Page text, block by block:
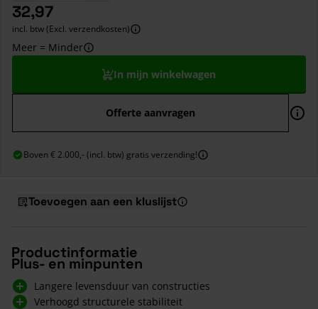
32,97
incl. btw (Excl. verzendkosten)
Meer = Minder
In mijn winkelwagen
Offerte aanvragen
Boven € 2.000,- (incl. btw) gratis verzending!
Toevoegen aan een kluslijst
Productinformatie
Plus- en minpunten
Langere levensduur van constructies
Verhoogd structurele stabiliteit